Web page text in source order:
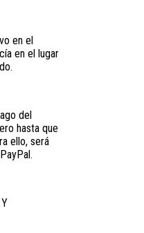
en el
en el lugar
del
hasta que
ello, será